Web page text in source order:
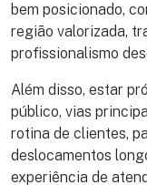
bem posicionado,
região valorizada,
profissionalismo
Além disso, estar
público, vias
rotina de clientes,
deslocamentos
experiência de